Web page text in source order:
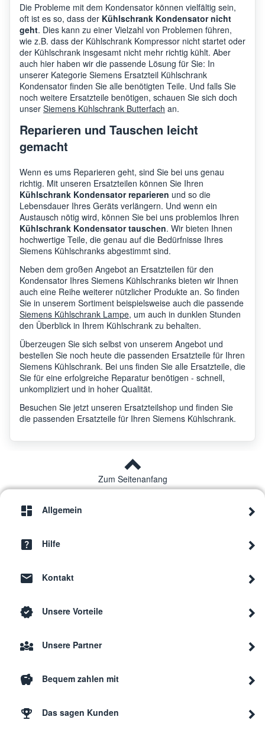
Siemens
Siemens
Siemens
Siemens
Siemens
Siemens
Siemens
Siemens
Siemens
Siemens
Siemens
Die Probleme mit dem Kondensator können vielfältig sein,
oft ist es so, dass der Kühlschrank Kondensator nicht
geht. Dies kann zu einer Vielzahl von Problemen führen,
wie z.B. dass der Kühlschrank Kompressor nicht startet oder
der Kühlschrank insgesamt nicht mehr richtig kühlt. Aber
auch hier haben wir die passende Lösung für Sie: In
unserer Kategorie Siemens Ersatzteil Kühlschrank
Kondensator finden Sie alle benötigten Teile. Und falls Sie
noch weitere Ersatzteile benötigen, schauen Sie sich doch
unser Siemens Kühlschrank Butterfach an.
Reparieren und Tauschen leicht
gemacht
Wenn es ums Reparieren geht, sind Sie bei uns genau
richtig. Mit unseren Ersatzteilen können Sie Ihren
Kühlschrank Kondensator reparieren und so die
Lebensdauer Ihres Geräts verlängern. Und wenn ein
Austausch nötig wird, können Sie bei uns problemlos Ihren
Kühlschrank Kondensator tauschen. Wir bieten Ihnen
hochwertige Teile, die genau auf die Bedürfnisse Ihres
Siemens Kühlschranks abgestimmt sind.
Neben dem großen Angebot an Ersatzteilen für den
Kondensator Ihres Siemens Kühlschranks bieten wir Ihnen
auch eine Reihe weiterer nützlicher Produkte an. So finden
Sie in unserem Sortiment beispielsweise auch die passende
Siemens Kühlschrank Lampe, um auch in dunklen Stunden
den Überblick in Ihrem Kühlschrank zu behalten.
Überzeugen Sie sich selbst von unserem Angebot und
bestellen Sie noch heute die passenden Ersatzteile für Ihren
Siemens Kühlschrank. Bei uns finden Sie alle Ersatzteile, die
Sie für eine erfolgreiche Reparatur benötigen - schnell,
unkompliziert und in hoher Qualität.
Besuchen Sie jetzt unseren Ersatzteilshop und finden Sie
die passenden Ersatzteile für Ihren Siemens Kühlschrank.
Zum Seitenanfang
Allgemein
Hilfe
Kontakt
Unsere Vorteile
Unsere Partner
Bequem zahlen mit
Das sagen Kunden